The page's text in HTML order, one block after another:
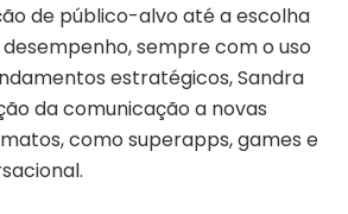
de público-alvo até a escolha
sempre com o uso
estratégicos, Sandra
da comunicação a novas
como superapps, games e